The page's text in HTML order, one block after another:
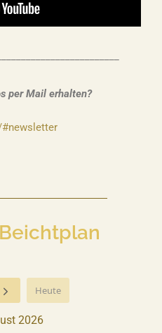
per Mail erhalten?
Heute
2026